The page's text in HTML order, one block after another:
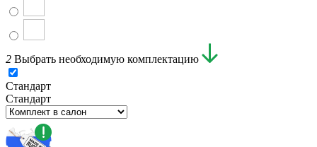
2 Выбрать необходимую комплектацию
Стандарт
Стандарт